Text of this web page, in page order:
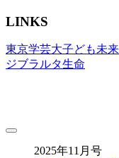
LINKS
東京学芸大子ども未
ジブラルタ生命
toggle
navigation2025年11月号